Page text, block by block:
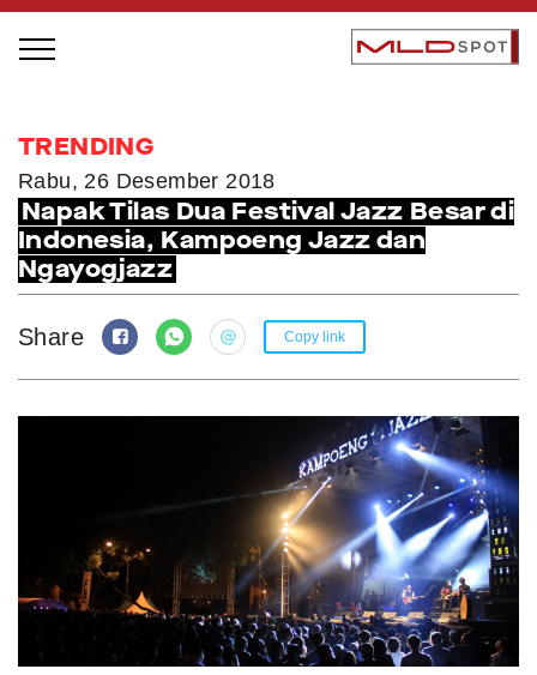
LOCAL GREATNESS
INSPIRING PEOPLE
INSPIRING PRODUCTS
INSPIRING PLACES
INSPIRING COMMUNITIES
TRENDING
MLDPOINTS
SEARCH
TRENDING
Rabu, 26 Desember 2018
Napak Tilas Dua Festival Jazz Besar di
Indonesia, Kampoeng Jazz dan
Ngayogjazz
Share Copy link